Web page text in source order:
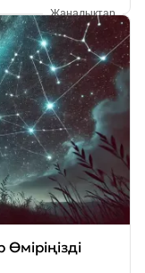
Жаңалықтар